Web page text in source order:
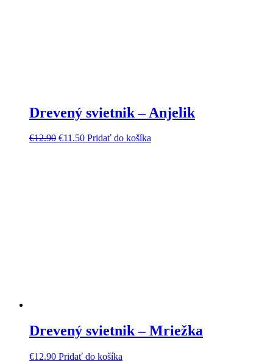
Drevený svietnik – Anjelik
€12.90 €11.50 Pridať do košíka
Drevený svietnik – Mriežka
€12.90 Pridať do košíka